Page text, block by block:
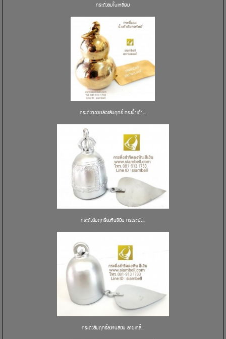
กระดิ่งลมใบเหลี่ยม
กระดิ่งทองเหลืองสัมฤทธิ์ ทรงน้ำเต้า...
กระดิ่งสัมฤทธิ์ลงหินสีเงิน ทรงระฆัง...
กระดิ่งสัมฤทธิ์ลงหินสีเงิน ลายเกลี้...